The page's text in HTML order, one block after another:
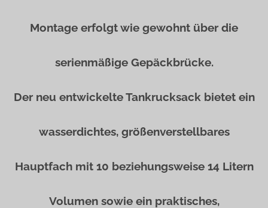
Montage erfolgt wie gewohnt über die
serienmäßige Gepäckbrücke.
Der neu entwickelte Tankrucksack bietet ein
wasserdichtes, größenverstellbares
Hauptfach mit 10 beziehungsweise 14 Litern
Volumen sowie ein praktisches,